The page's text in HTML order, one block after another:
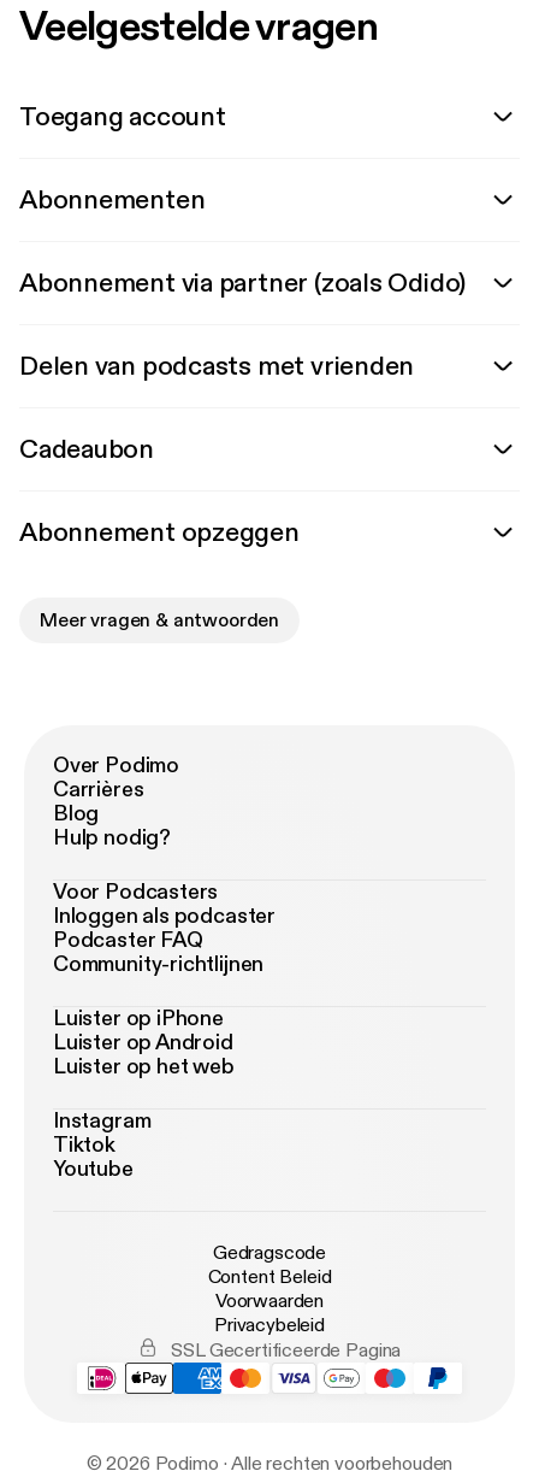
Veelgestelde vragen
Toegang account
Abonnementen
Abonnement via partner (zoals Odido)
Delen van podcasts met vrienden
Cadeaubon
Abonnement opzeggen
Meer vragen & antwoorden
Over Podimo
Carrières
Blog
Hulp nodig?
Voor Podcasters
Inloggen als podcaster
Podcaster FAQ
Community-richtlijnen
Luister op iPhone
Luister op Android
Luister op het web
Instagram
Tiktok
Youtube
Gedragscode
Content Beleid
Voorwaarden
Privacybeleid
SSL Gecertificeerde Pagina
© 2026 Podimo · Alle rechten voorbehouden